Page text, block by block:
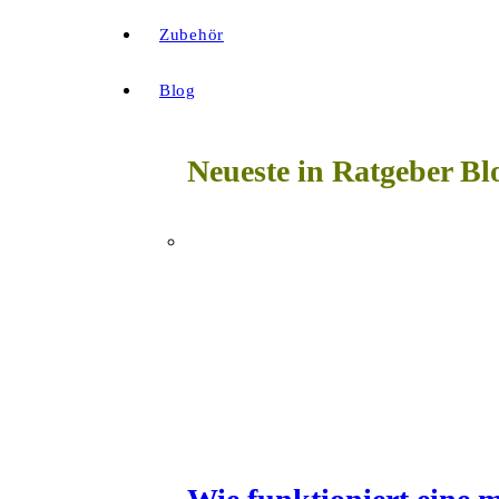
Zubehör
Blog
Neueste in Ratgeber